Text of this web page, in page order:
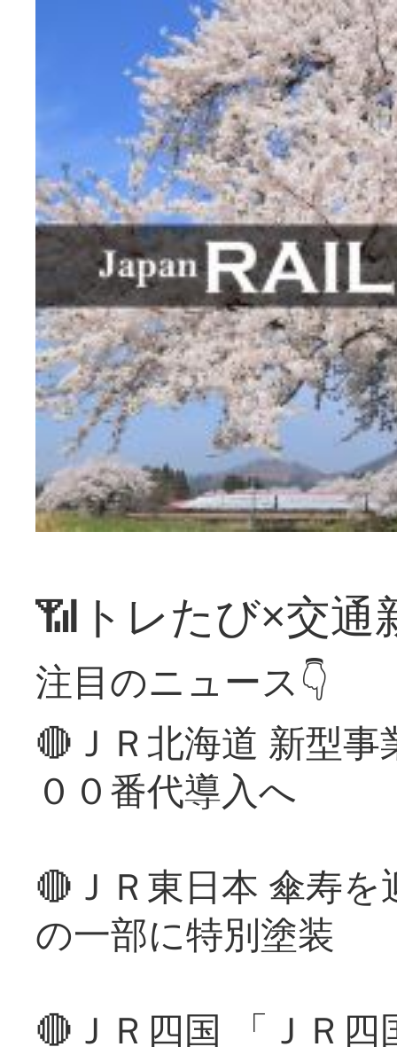
📶トレたび×交通
注目のニュース👇
🔴ＪＲ北海道 新型
００番代導入へ
🔴ＪＲ東日本 傘寿
の一部に特別塗装
🔴ＪＲ四国 「ＪＲ